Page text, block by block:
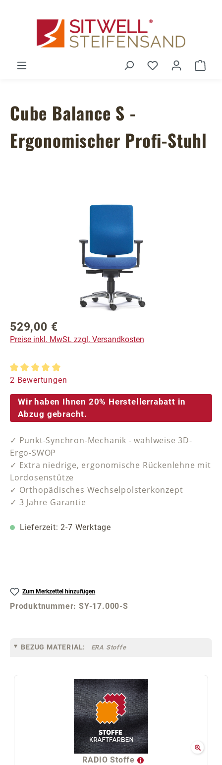
Du hast 0
Cube Balance S -
Ergonomischer Profi-Stuhl
Bildergalerie überspringen
Regulärer Preis:
529,00 €
Preise inkl. MwSt. zzgl. Versandkosten
Durchschnittliche Bewertung von 5 von 5 Sternen
2 Bewertungen
Wir haben Ihnen 20% Herstellerrabatt in
Abzug gebracht.
✓ Punkt-Synchron-Mechanik - wahlweise 3D-
Ergo-SWOP
✓ Extra niedrige, ergonomische Rückenlehne mit
Lordosenstütze
✓ Orthopädisches Wechselpolsterkonzept
✓ 3 Jahre Garantie
Lieferzeit: 2-7 Werktage
Zum Merkzettel hinzufügen
Produktnummer:SY-17.000-S
BEZUG MATERIAL: ERA Stoffe
RADIO Stoffe